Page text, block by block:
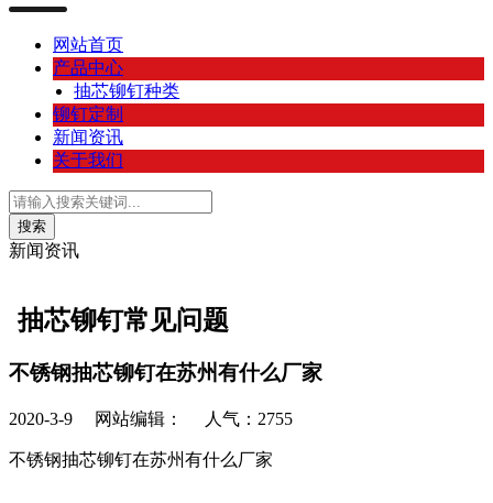
网站首页
产品中心
抽芯铆钉种类
铆钉定制
新闻资讯
关于我们
新闻资讯
抽芯铆钉常见问题
不锈钢抽芯铆钉在苏州有什么厂家
2020-3-9 网站编辑： 人气： 2755
不锈钢抽芯铆钉在苏州有什么厂家